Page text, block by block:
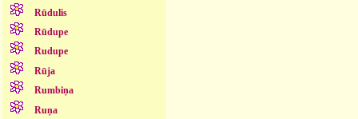
Rūdulis
Rūdupe
Rudupe
Rūja
Rumbiņa
Ruņa